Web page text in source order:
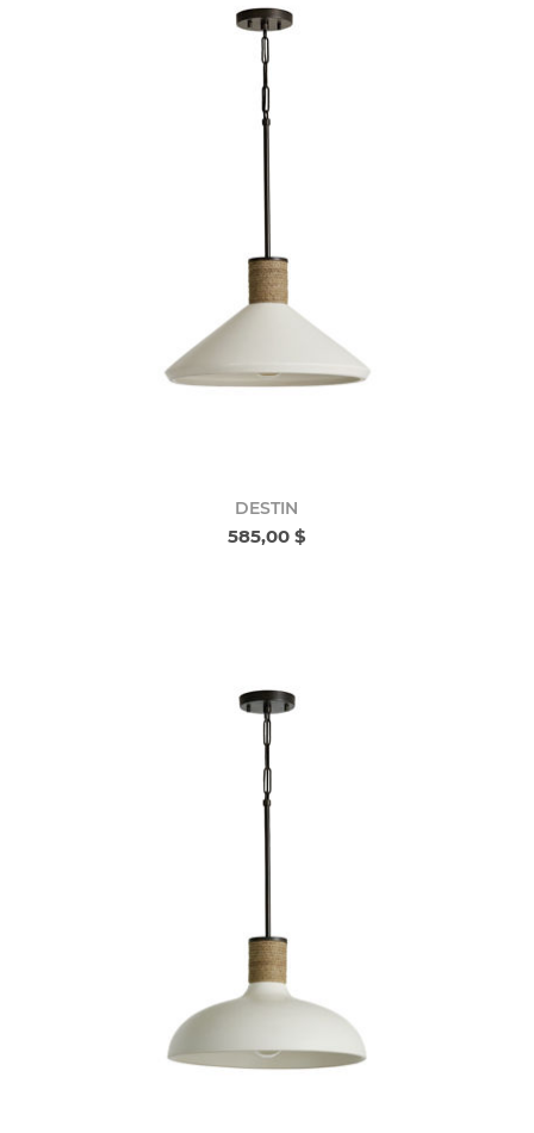
DESTIN
585,00 $